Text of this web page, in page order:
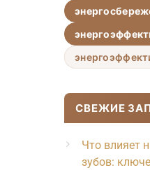
СВЕЖИЕ
Что влияет
зубов: